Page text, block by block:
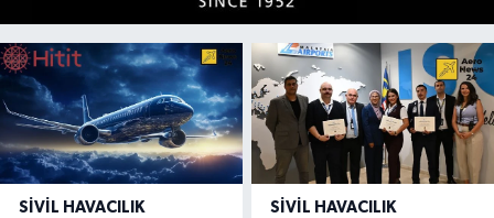
SIVIL HAVACILIK SIVIL HAVACILIK